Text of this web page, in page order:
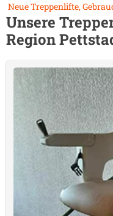
Neue Treppenlifte,
Unsere
Region